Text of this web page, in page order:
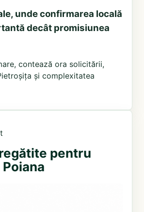
unde confirmarea locală
decât promisiunea
contează ora solicitării,
și complexitatea
pentru